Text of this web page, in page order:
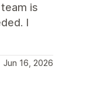
is
I
Jun 16, 2026